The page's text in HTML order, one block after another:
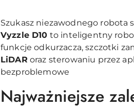
Szukasz niezawodnego robota
Vyzzle D10 to inteligentny
funkcje odkurzacza, szczotki
LiDAR oraz sterowaniu przez
bezproblemowe
Najważniejsze